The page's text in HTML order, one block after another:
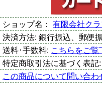
ショップ名： 有限会社ク
決済方法: 銀行振込、郵便
送料･手数料: こちらをご覧
特定商取引法に基づく表記:
この商品について問い合わ